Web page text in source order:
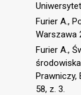
Furier A.,
Warszawa
Furier A.,
Prawniczy,
58, z. 3.